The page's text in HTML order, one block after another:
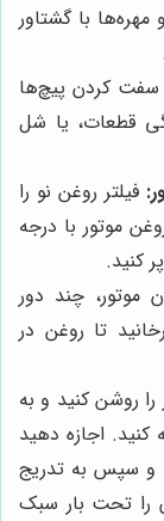
با گشتاور
سفت کردن پیچ‌ها
قطعات، یا شل
فیلتر روغن نو را
موتور با درجه
کنید.
موتور، چند دور
تا روغن در
را روشن کنید و به
اجازه دهید
و سپس به تدریج
را تحت بار سبک